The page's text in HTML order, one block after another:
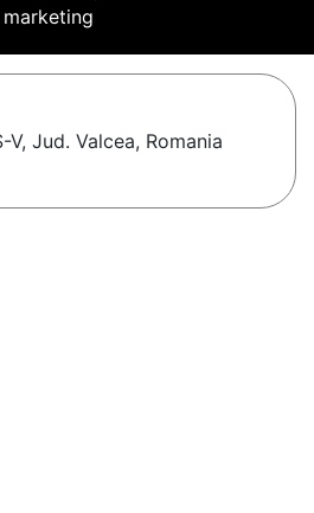
marketing
V, Jud. Valcea, Romania